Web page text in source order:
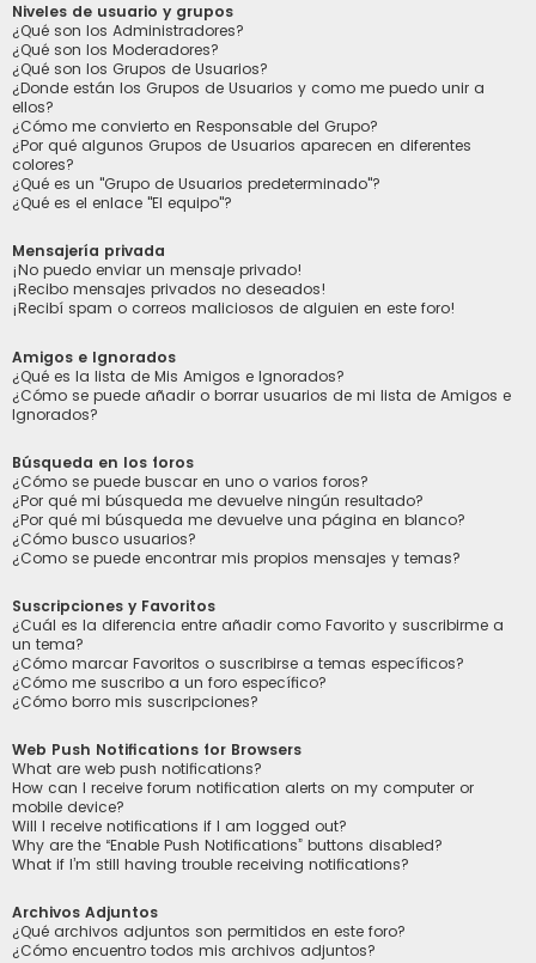
Niveles de usuario y grupos
¿Qué son los Administradores?
¿Qué son los Moderadores?
¿Qué son los Grupos de Usuarios?
¿Donde están los Grupos de Usuarios y como me puedo unir a
ellos?
¿Cómo me convierto en Responsable del Grupo?
¿Por qué algunos Grupos de Usuarios aparecen en diferentes
colores?
¿Qué es un "Grupo de Usuarios predeterminado"?
¿Qué es el enlace "El equipo"?
Mensajería privada
¡No puedo enviar un mensaje privado!
¡Recibo mensajes privados no deseados!
¡Recibí spam o correos maliciosos de alguien en este foro!
Amigos e Ignorados
¿Qué es la lista de Mis Amigos e Ignorados?
¿Cómo se puede añadir o borrar usuarios de mi lista de Amigos e
Ignorados?
Búsqueda en los foros
¿Cómo se puede buscar en uno o varios foros?
¿Por qué mi búsqueda me devuelve ningún resultado?
¿Por qué mi búsqueda me devuelve una página en blanco?
¿Cómo busco usuarios?
¿Como se puede encontrar mis propios mensajes y temas?
Suscripciones y Favoritos
¿Cuál es la diferencia entre añadir como Favorito y suscribirme a
un tema?
¿Cómo marcar Favoritos o suscribirse a temas específicos?
¿Cómo me suscribo a un foro específico?
¿Cómo borro mis suscripciones?
Web Push Notifications for Browsers
What are web push notifications?
How can I receive forum notification alerts on my computer or
mobile device?
Will I receive notifications if I am logged out?
Why are the “Enable Push Notifications” buttons disabled?
What if I’m still having trouble receiving notifications?
Archivos Adjuntos
¿Qué archivos adjuntos son permitidos en este foro?
¿Cómo encuentro todos mis archivos adjuntos?